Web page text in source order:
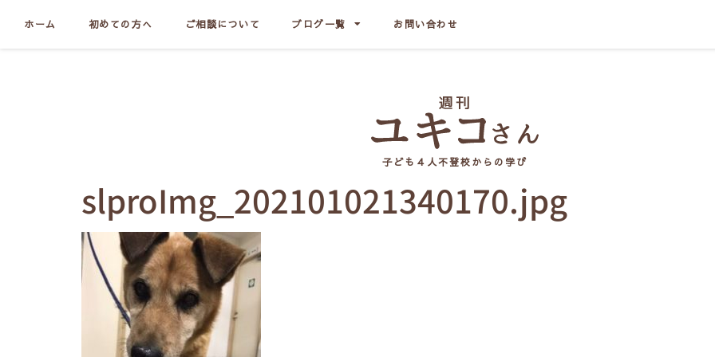
ホーム 初めての方へ ご相談について ブログ一覧 お問い合わせ
子ども４人不登校からの学び
slproImg_202101021340170.jpg